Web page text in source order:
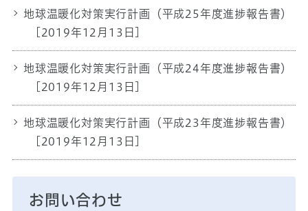
地球温暖化対策実行計画（平成25年度進捗報告書）
[2019年12月13日]
地球温暖化対策実行計画（平成24年度進捗報告書）
[2019年12月13日]
地球温暖化対策実行計画（平成23年度進捗報告書）
[2019年12月13日]
お問い合わせ